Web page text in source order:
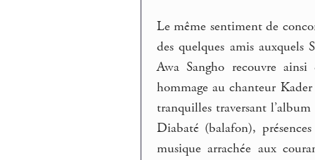
Le même sentiment de
des quelques amis
Awa Sangho recouvre
hommage au chanteur
tranquilles traversant
Diabaté (balafon),
musique arrachée aux